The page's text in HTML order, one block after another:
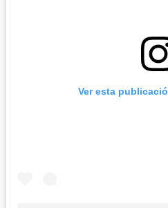
Ver esta